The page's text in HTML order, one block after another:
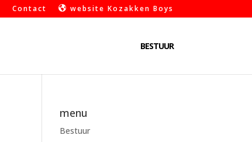
Contact website Kozakken Boys
BESTUUR
menu
Bestuur